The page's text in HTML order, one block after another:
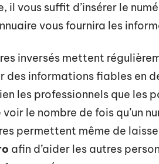
il vous suffit d’insérer le
vous fournira les
inversés mettent
des informations fiables en
les professionnels que les
le nombre de fois qu’un
permettent même de
afin d’aider les autres